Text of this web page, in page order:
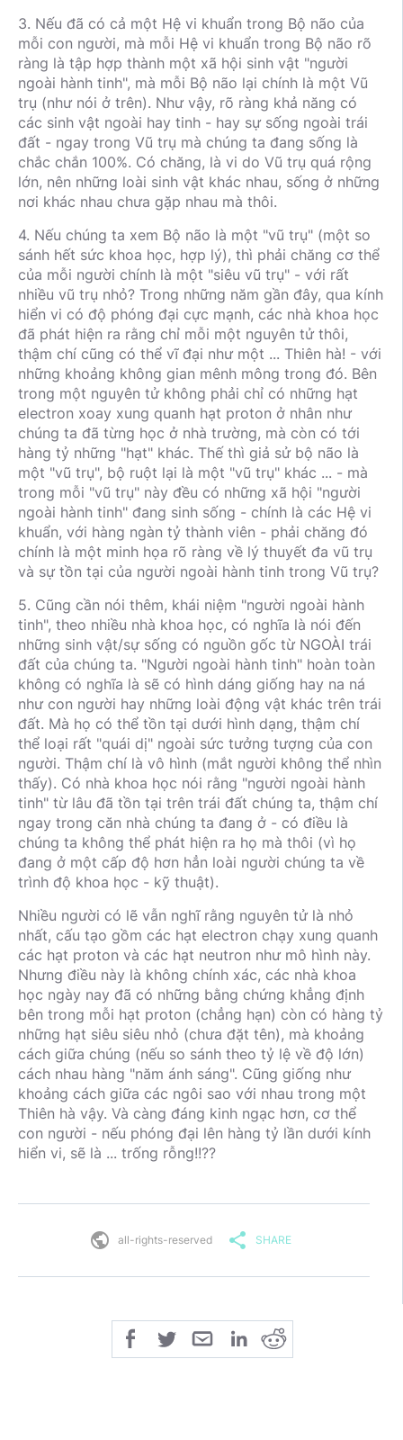
3. Nếu đã có cả một Hệ vi khuẩn trong Bộ não của
mỗi con người, mà mỗi Hệ vi khuẩn trong Bộ não rõ
ràng là tập hợp thành một xã hội sinh vật "người
ngoài hành tinh", mà mỗi Bộ não lại chính là một Vũ
trụ (như nói ở trên). Như vậy, rõ ràng khả năng có
các sinh vật ngoài hay tinh - hay sự sống ngoài trái
đất - ngay trong Vũ trụ mà chúng ta đang sống là
chắc chắn 100%. Có chăng, là vi do Vũ trụ quá rộng
lớn, nên những loài sinh vật khác nhau, sống ở những
nơi khác nhau chưa gặp nhau mà thôi.
4. Nếu chúng ta xem Bộ não là một "vũ trụ" (một so
sánh hết sức khoa học, hợp lý), thì phải chăng cơ thể
của mỗi người chính là một "siêu vũ trụ" - với rất
nhiều vũ trụ nhỏ? Trong những năm gần đây, qua kính
hiển vi có độ phóng đại cực mạnh, các nhà khoa học
đã phát hiện ra rằng chỉ mỗi một nguyên tử thôi,
thậm chí cũng có thể vĩ đại như một ... Thiên hà! - với
những khoảng không gian mênh mông trong đó. Bên
trong một nguyên tử không phải chỉ có những hạt
electron xoay xung quanh hạt proton ở nhân như
chúng ta đã từng học ở nhà trường, mà còn có tới
hàng tỷ những "hạt" khác. Thế thì giả sử bộ não là
một "vũ trụ", bộ ruột lại là một "vũ trụ" khác ... - mà
trong mỗi "vũ trụ" này đều có những xã hội "người
ngoài hành tinh" đang sinh sống - chính là các Hệ vi
khuẩn, với hàng ngàn tỷ thành viên - phải chăng đó
chính là một minh họa rõ ràng về lý thuyết đa vũ trụ
và sự tồn tại của người ngoài hành tinh trong Vũ trụ?
5. Cũng cần nói thêm, khái niệm "người ngoài hành
tinh", theo nhiều nhà khoa học, có nghĩa là nói đến
những sinh vật/sự sống có nguồn gốc từ NGOÀI trái
đất của chúng ta. "Người ngoài hành tinh" hoàn toàn
không có nghĩa là sẽ có hình dáng giống hay na ná
như con người hay những loài động vật khác trên trái
đất. Mà họ có thể tồn tại dưới hình dạng, thậm chí
thể loại rất "quái dị" ngoài sức tưởng tượng của con
người. Thậm chí là vô hình (mắt người không thể nhìn
thấy). Có nhà khoa học nói rằng "người ngoài hành
tinh" từ lâu đã tồn tại trên trái đất chúng ta, thậm chí
ngay trong căn nhà chúng ta đang ở - có điều là
chúng ta không thể phát hiện ra họ mà thôi (vì họ
đang ở một cấp độ hơn hẳn loài người chúng ta về
trình độ khoa học - kỹ thuật).
Nhiều người có lẽ vẫn nghĩ rằng nguyên tử là nhỏ
nhất, cấu tạo gồm các hạt electron chạy xung quanh
các hạt proton và các hạt neutron như mô hình này.
Nhưng điều này là không chính xác, các nhà khoa
học ngày nay đã có những bằng chứng khẳng định
bên trong mỗi hạt proton (chẳng hạn) còn có hàng tỷ
những hạt siêu siêu nhỏ (chưa đặt tên), mà khoảng
cách giữa chúng (nếu so sánh theo tỷ lệ về độ lớn)
cách nhau hàng "năm ánh sáng". Cũng giống như
khoảng cách giữa các ngôi sao với nhau trong một
Thiên hà vậy. Và càng đáng kinh ngạc hơn, cơ thể
con người - nếu phóng đại lên hàng tỷ lần dưới kính
hiển vi, sẽ là ... trống rỗng!!??
public all-rights-reserved share SHARE